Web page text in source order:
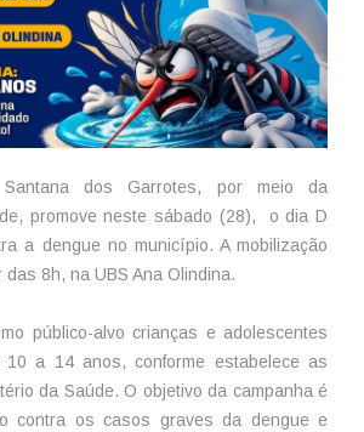
dos Garrotes, por meio da
promove neste sábado (28), o dia D
a dengue no município. A mobilização
8h, na UBS Ana Olindina.
público-alvo crianças e adolescentes
10 a 14 anos, conforme estabelece as
da Saúde. O objetivo da campanha é
contra os casos graves da dengue e